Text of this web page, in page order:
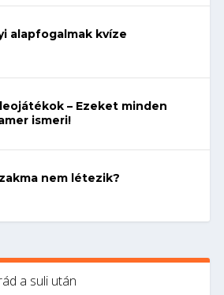
alapfogalmak kvíze
– Ezeket minden
ismeri!
nem létezik?
a suli után